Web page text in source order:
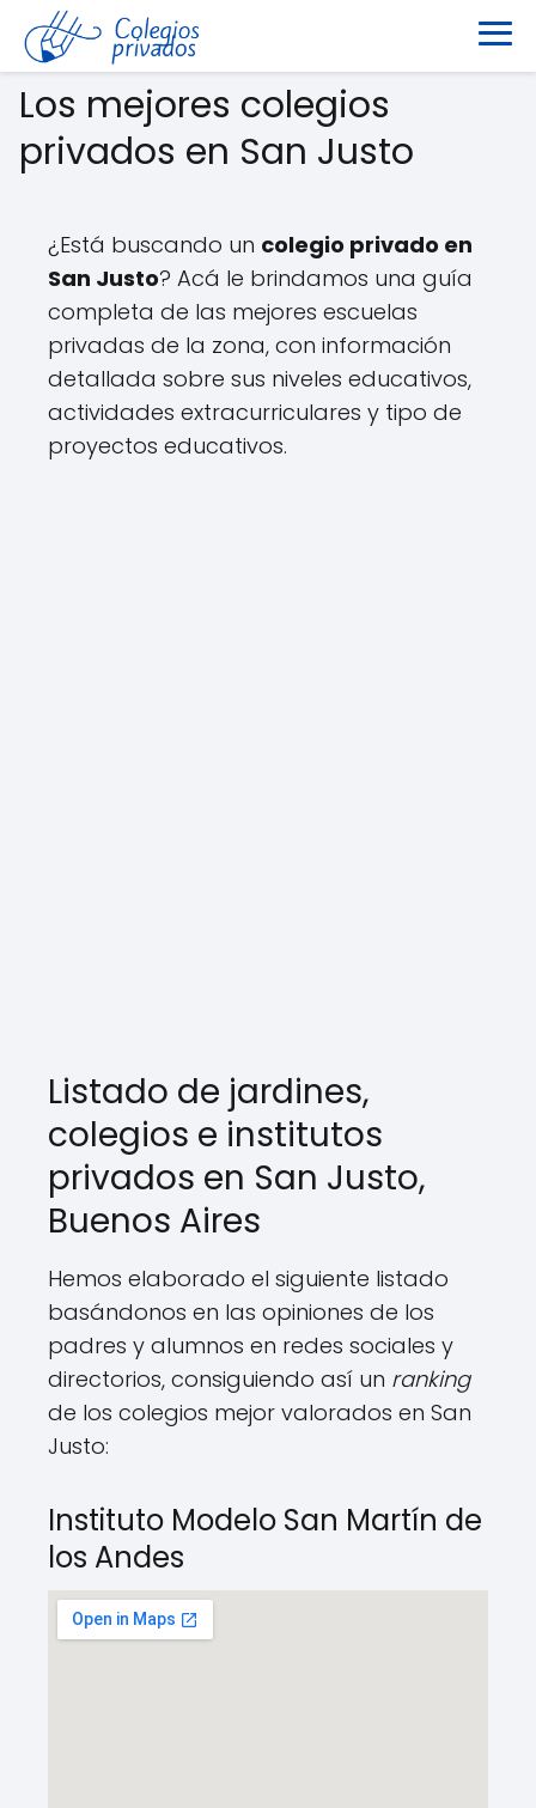
Los mejores colegios
privados en San Justo
¿Está buscando un colegio privado en
San Justo? Acá le brindamos una guía
completa de las mejores escuelas
privadas de la zona, con información
detallada sobre sus niveles educativos,
actividades extracurriculares y tipo de
proyectos educativos.
Listado de jardines,
colegios e institutos
privados en San Justo,
Buenos Aires
Hemos elaborado el siguiente listado
basándonos en las opiniones de los
padres y alumnos en redes sociales y
directorios, consiguiendo así un ranking
de los colegios mejor valorados en San
Justo:
Instituto Modelo San Martín de
los Andes